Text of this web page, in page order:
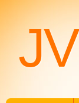
JV